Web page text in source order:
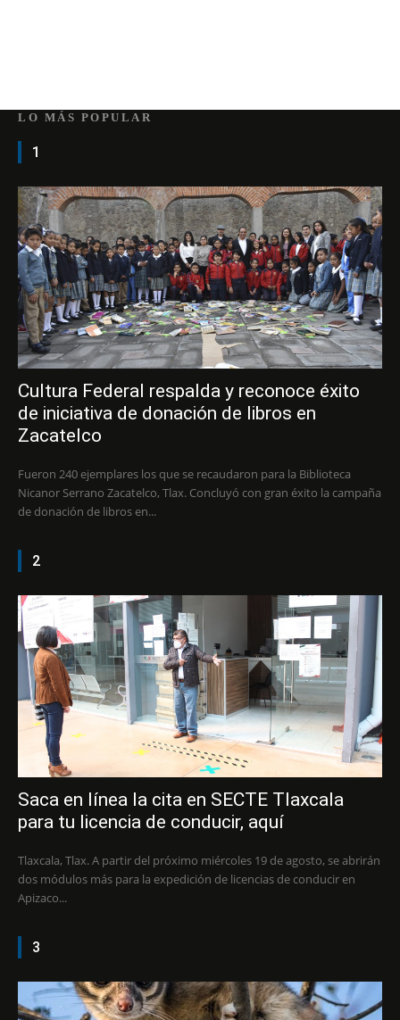
LO MÁS POPULAR
1
Cultura Federal respalda y reconoce éxito
de iniciativa de donación de libros en
Zacatelco
Fueron 240 ejemplares los que se recaudaron para la Biblioteca
Nicanor Serrano Zacatelco, Tlax. Concluyó con gran éxito la campaña
de donación de libros en...
2
Saca en línea la cita en SECTE Tlaxcala
para tu licencia de conducir, aquí
Tlaxcala, Tlax. A partir del próximo miércoles 19 de agosto, se abrirán
dos módulos más para la expedición de licencias de conducir en
Apizaco...
3